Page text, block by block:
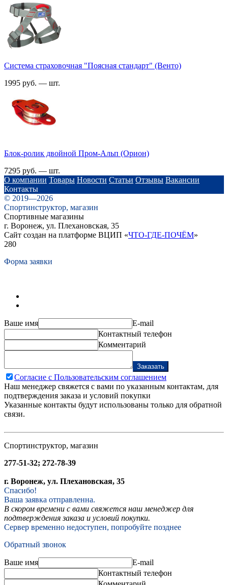
Система страховочная "Поясная стандарт" (Венто)
1995 руб. — шт.
Блок-ролик двойной Пром-Альп (Орион)
7295 руб. — шт.
О компании Товары Новости Статьи Отзывы Вакансии
Контакты
© 2019—2026
Спортинструктор, магазин
Спортивные магазины
г. Воронеж, ул. Плехановская, 35
Сайт создан на платформе ВЦИП «ЧТО-ГДЕ-ПОЧЁМ»
280
Форма заявки
Ваше имя
E-mail
Контактный телефон
Комментарий
Заказать
Согласие с Пользовательским соглашением
Наш менеджер свяжется с вами по указанным контактам, для
подтверждения заказа и условий покупки
Указанные контакты будут использованы только для обратной
связи.
Спортинструктор, магазин
277-51-32; 272-78-39
г. Воронеж, ул. Плехановская, 35
Спасибо!
Ваша заявка отправленна.
В скором времени с вами свяжется наш менеджер для
подтверждения заказа и условий покупки.
Сервер временно недоступен, попробуйте позднее
Обратный звонок
Ваше имя
E-mail
Контактный телефон